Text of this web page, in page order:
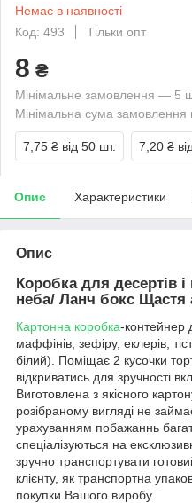
Немає в наявності
Код: 493
Тільки опт
8 ₴
Мінімальне замовлення — 5
Мінімальна сума
7,75 ₴ від 50 шт. 7,20 ₴
Опис Характеристики
Опис
Коробка для десертів
неба/ Ланч бокс Щастя
Картонна коробка-контейнер
маффінів, зефіру, еклерів,
білий). Поміщає 2 кусочки
відкриватись для зручності
Виготовлена з якісного
розібраному вигляді не
урахуванням побажаннь
спеціалізуються на
зручно транспортувати
клієнту, як транспортна
покупки Вашого виробу.